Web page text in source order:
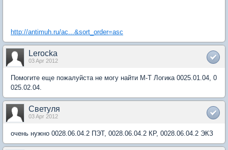
http://antimuh.ru/ac...&sort_order=asc
Lerocka
03 Apr 2012
Помогите еще пожалуйста не могу найти М-Т Логика 0025.01.04, 0
025.02.04.
Светуля
03 Apr 2012
очень нужно 0028.06.04.2 ПЭТ, 0028.06.04.2 КР, 0028.06.04.2 ЭКЗ